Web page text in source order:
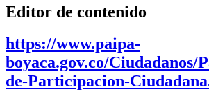
Editor de contenido
https://www.paipa-
boyaca.gov.co/Ciudadanos/
de-Participacion-